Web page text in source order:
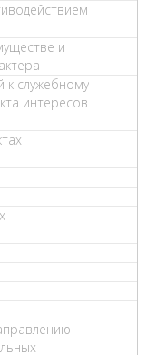
и
служебному
интересов